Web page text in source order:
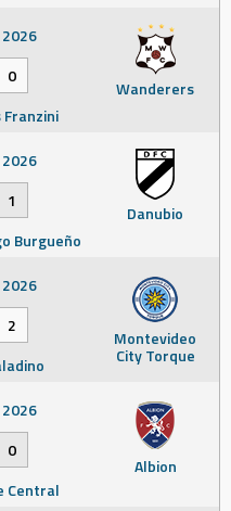
Wanderers
0
Franzini
Danubio
1
Burgueño
Montevideo
City Torque
2
Albion
0
Central